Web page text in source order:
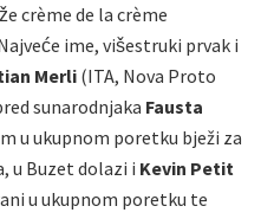
crème de la crème
ime, višestruki prvak i
Merli(ITA, Nova Proto
sunarodnjaka Fausta
u ukupnom poretku bježi za
u Buzet dolazi i Kevin Petit
u ukupnom poretku te